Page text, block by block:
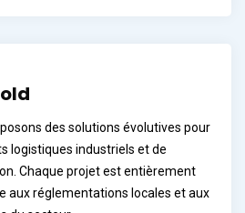
des solutions évolutives pour
logistiques industriels et de
Chaque projet est entièrement
aux réglementations locales et aux